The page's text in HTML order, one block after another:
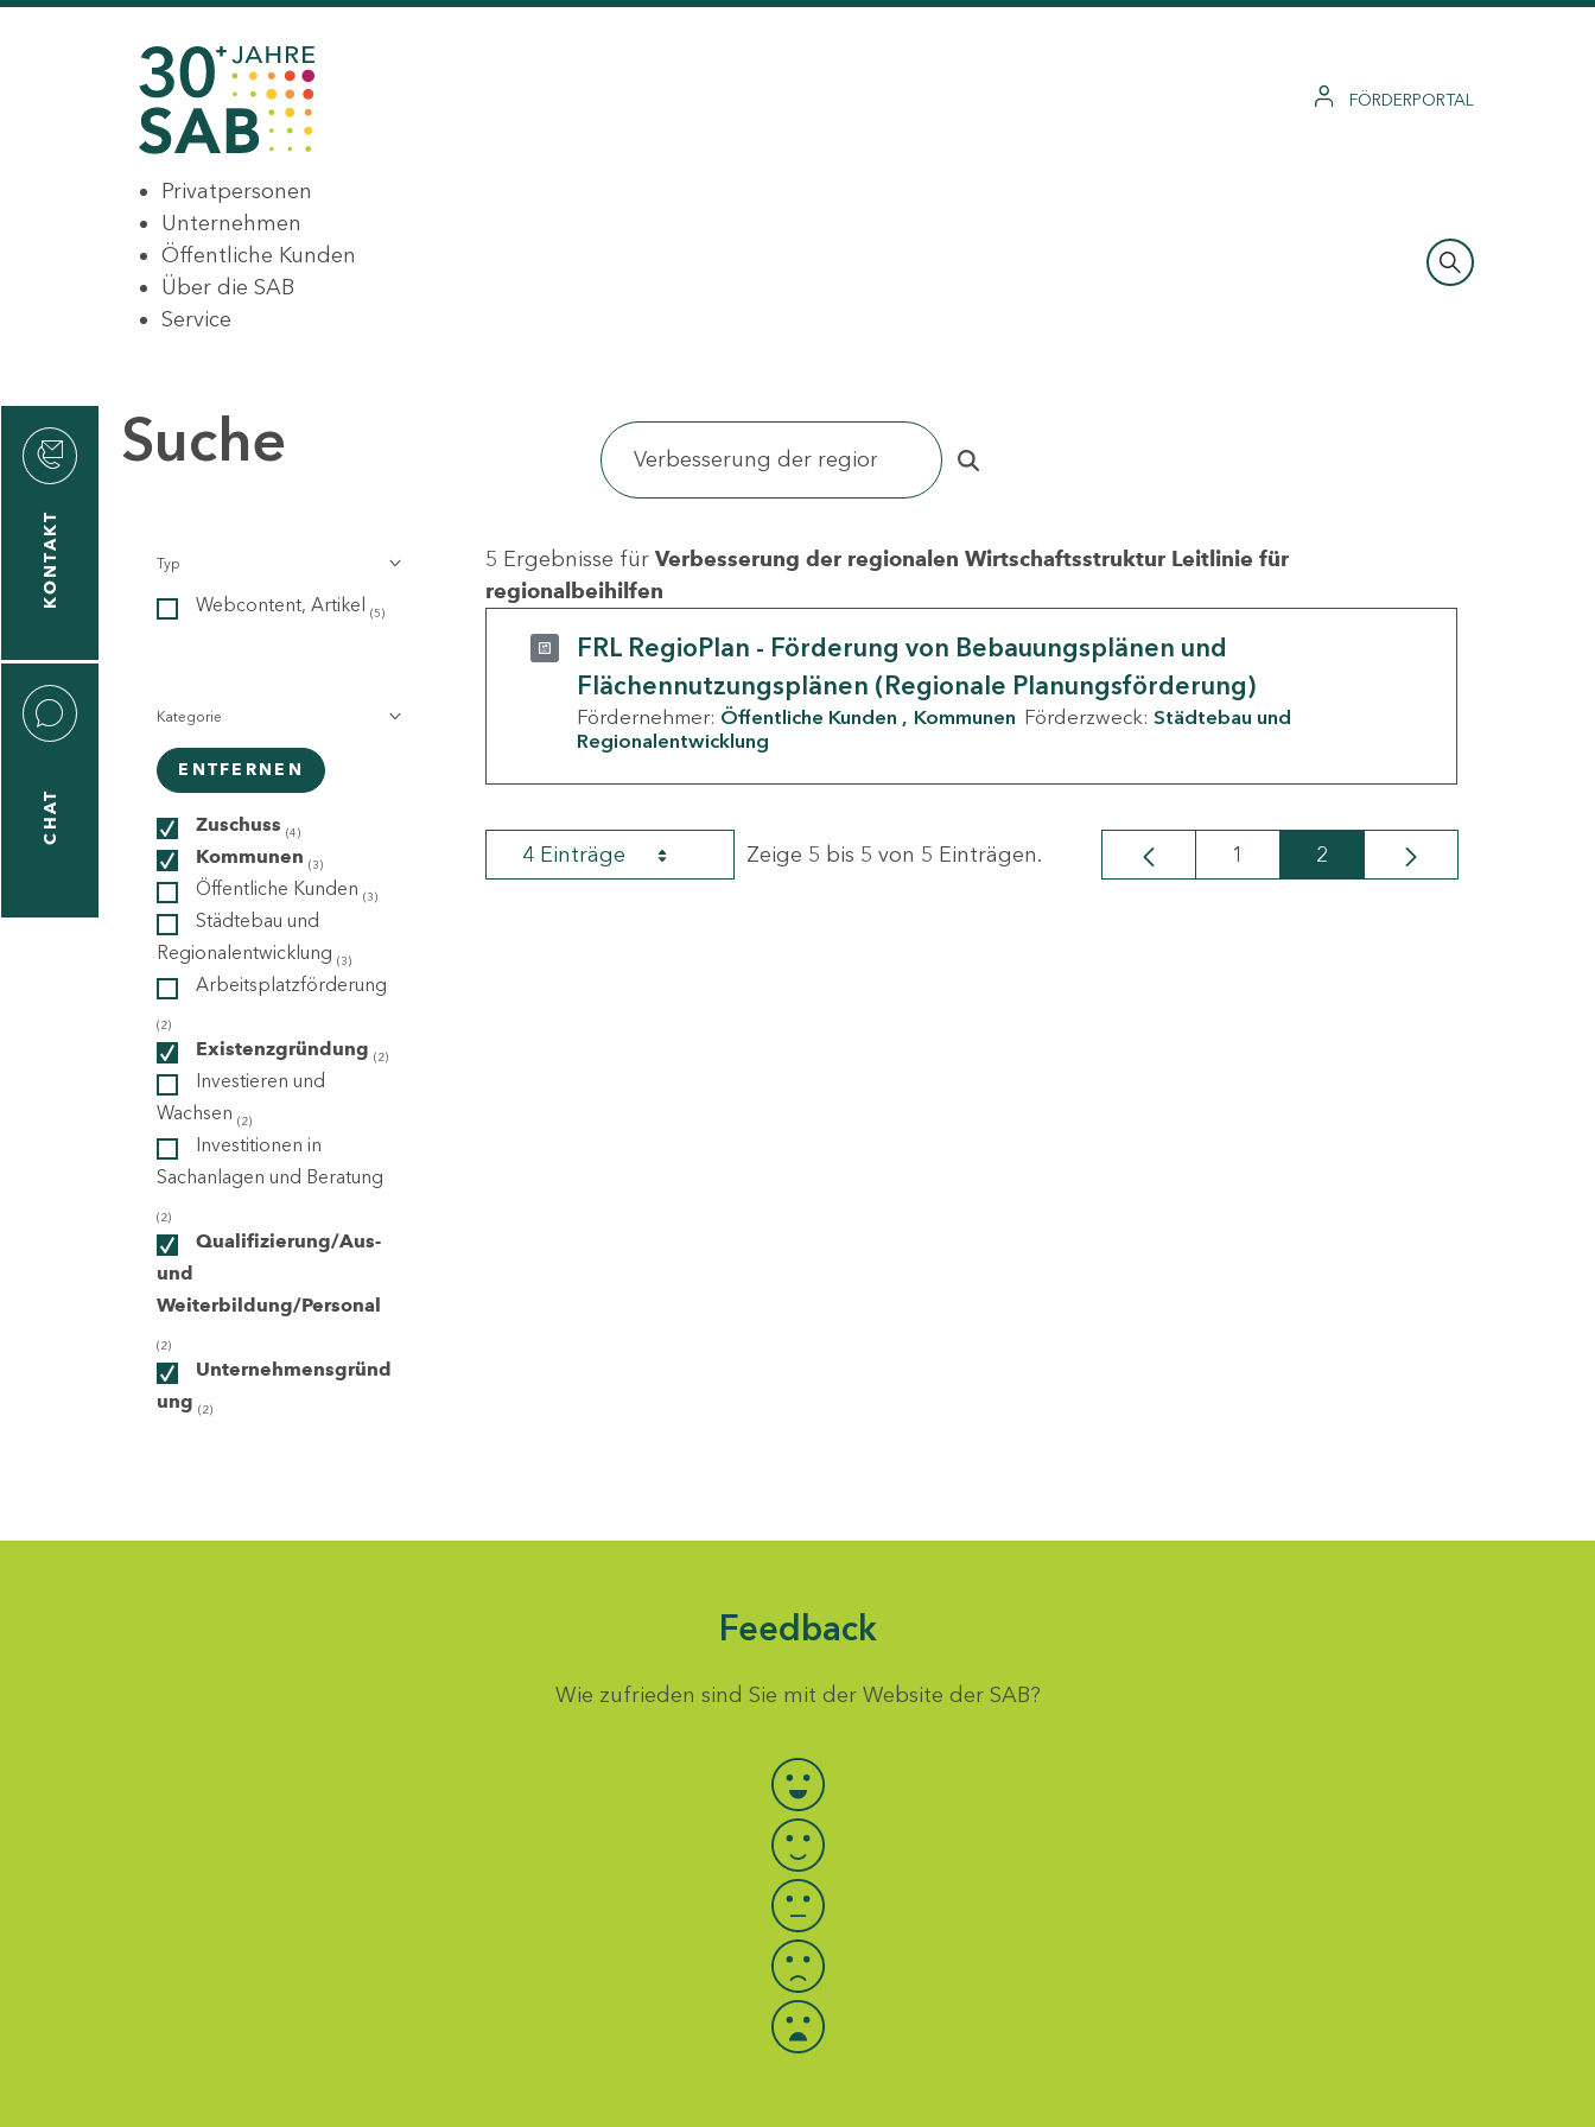
FÖRDERPORTAL
Privatpersonen
Unternehmen
Öffentliche Kunden
Über die SAB
Service
KONTAKT
CHAT
Suche
Typ
Webcontent, Artikel (5)
Kategorie
ENTFERNEN
Zuschuss (4)
Kommunen (3)
Öffentliche Kunden (3)
Städtebau und
Regionalentwicklung (3)
Arbeitsplatzförderung
(2)
Existenzgründung (2)
Investieren und
Wachsen (2)
Investitionen in
Sachanlagen und Beratung
(2)
Qualifizierung/Aus-
und
Weiterbildung/Personal
(2)
Unternehmensgründ
ung (2)
5 Ergebnisse für Verbesserung der regionalen Wirtschaftsstruktur Leitlinie für
regionalbeihilfen
FRL RegioPlan - Förderung von Bebauungsplänen und
Flächennutzungsplänen (Regionale Planungsförderung)
Fördernehmer: Öffentliche Kunden Kommunen Förderzweck: Städtebau und
Regionalentwicklung
4 Einträge Zeige 5 bis 5 von 5 Einträgen. Seite
1 Seite
2
Feedback
Wie zufrieden sind Sie mit der Website der SAB?
Bewertung auswählen